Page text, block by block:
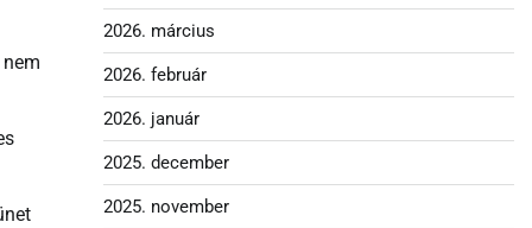
2026. március
2026. február
2026. január
2025. december
2025. november